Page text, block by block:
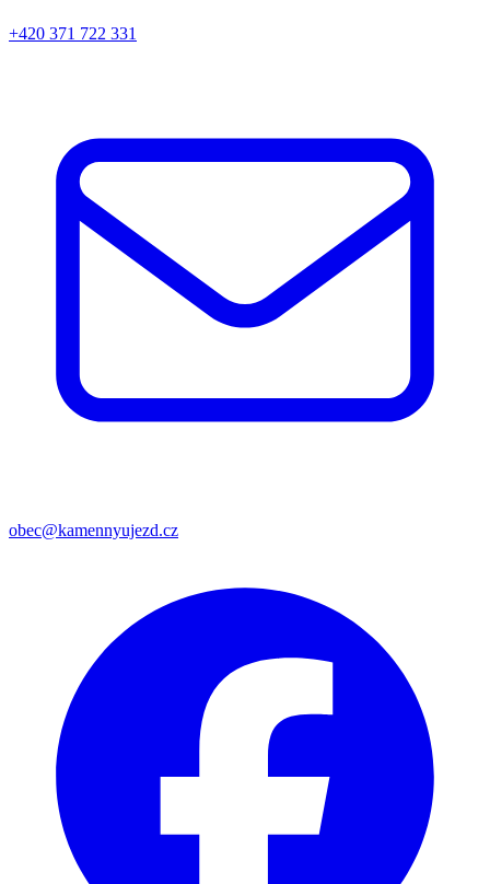
+420 371 722 331
obec@kamennyujezd.cz